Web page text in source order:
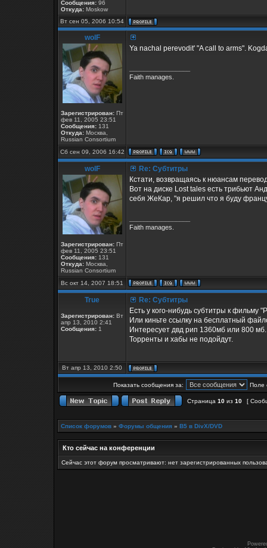
Сообщения: 96
Откуда: Moskow
Вт сен 05, 2006 10:54
wolF
Зарегистрирован: Пт
фев 11, 2005 23:51
Сообщения: 131
Откуда: Москва,
Russian Consortium
Ya nachal perevodit' "A call to arms".
Faith manages.
Сб сен 09, 2006 16:42
wolF
Зарегистрирован: Пт
фев 11, 2005 23:51
Сообщения: 131
Откуда: Москва,
Russian Consortium
Re: Субтитры
Кстати, возвращаясь к нюансам
Вот на диске Lost tales есть трибьют
себя ЖеКар, "я решил что я буду
Faith manages.
Вс окт 14, 2007 18:51
True
Зарегистрирован: Вт
апр 13, 2010 2:41
Сообщения: 1
Re: Субтитры
Есть у кого-нибудь субтитры к фильму
Или киньте ссылку на бесплатный
Интересует двд рип 1360мб или 800 мб.
Торренты и хабы не подойдут.
Вт апр 13, 2010 2:50
Показать сообщения за: Поле
Страница 10 из 10 [
Список форумов » Форумы общения » B5 в DivX/DVD
Кто сейчас на конференции
Сейчас этот форум просматривают: нет зарегистрированных